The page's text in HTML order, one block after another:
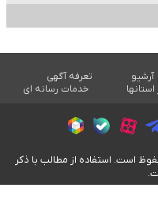
آرشیو
تعرفه آگهی
خدمات رسانه ای
است. استفاده از مطالب با ذکر